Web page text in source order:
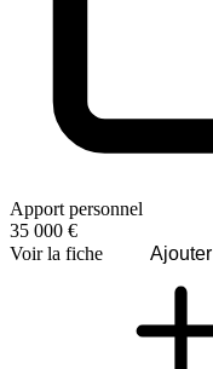
Apport personnel
35 000 €
Voir la fiche
Ajouter